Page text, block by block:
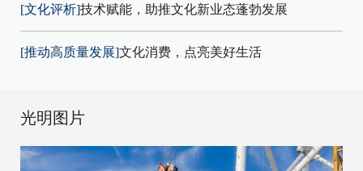
[文化评析]技术赋能，助推文化新业态蓬勃发展
[推动高质量发展]文化消费，点亮美好生活
光明图片